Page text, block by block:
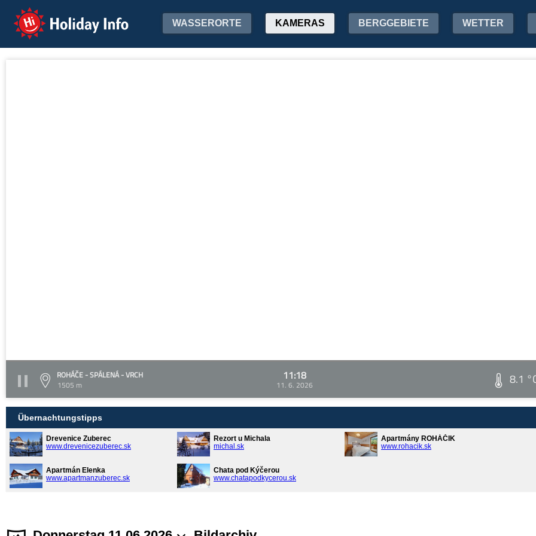
Holiday Info WASSERORTE KAMERAS BERGGEBIETE WETTER
ROHÁČE - SPÁLENÁ - VRCH
1505 m
11:18
11. 6. 2026 8.1
Übernachtungstipps
Drevenice Zuberec
www.drevenicezuberec.sk
Rezort u Michala
michal.sk
Apartmány ROHÁČIK
www.rohacik.sk
Apartmán Elenka
www.apartmanzuberec.sk
Chata pod Kýčerou
www.chatapodkycerou.sk